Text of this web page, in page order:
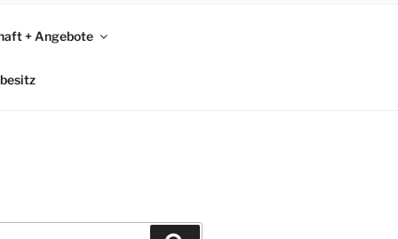
+ Angebote